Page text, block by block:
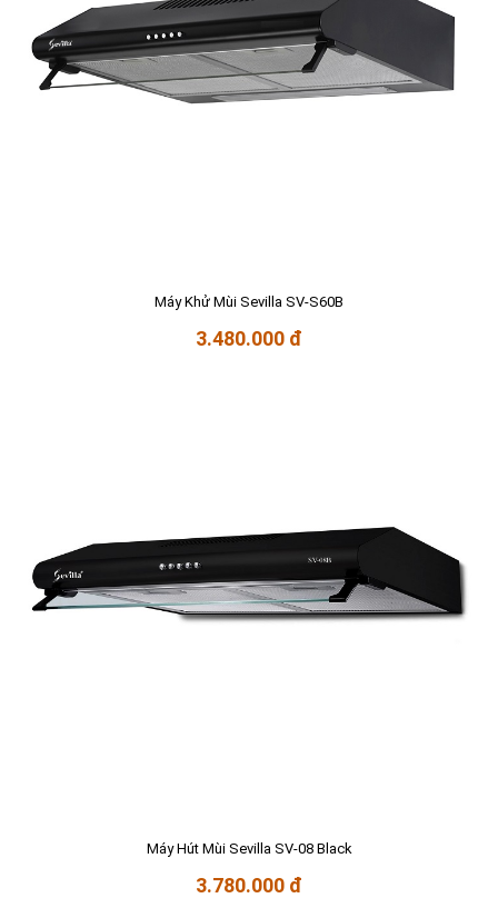
Máy Khử Mùi Sevilla SV-S60B
3.480.000 đ
Máy Hút Mùi Sevilla SV-08 Black
3.780.000 đ